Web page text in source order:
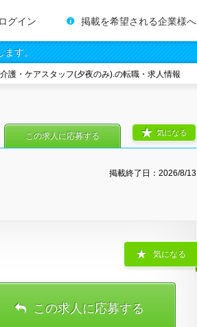
グイン 掲載を希望される企業様へ
す。
護・ケアスタッフ(夕夜のみ).の転職・求人情報
掲載終了日： 2026/8/13
気になる
この求人に応募する
気になる
この求人に応募する